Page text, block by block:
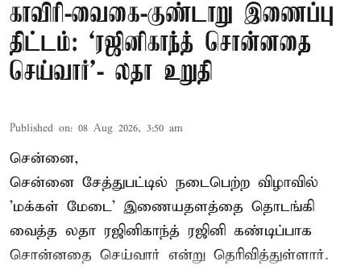
காவிரி-வைகை-குண்டாறு இணைப்பு
திட்டம்: ‘ரஜினிகாந்த் சொன்னதை
செய்வார்’- லதா உறுதி
Published on: 08 Aug 2026, 3:50 am
சென்னை,
சென்னை சேத்துபட்டில் நடைபெற்ற விழாவில்
'மக்கள் மேடை' இணையதளத்தை தொடங்கி
வைத்த லதா ரஜினிகாந்த் ரஜினி கண்டிப்பாக
சொன்னதை செய்வார் என்று தெரிவித்துள்ளார்.